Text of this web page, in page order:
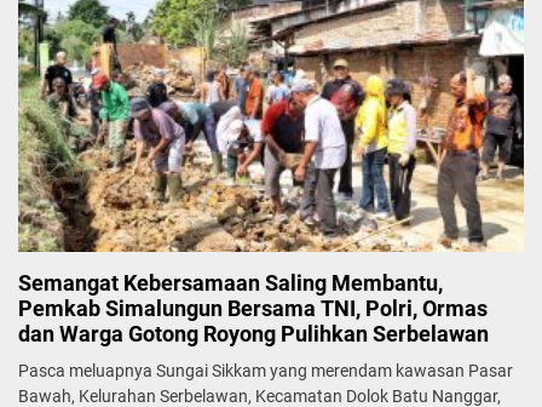
Semangat Kebersamaan Saling Membantu,
Pemkab Simalungun Bersama TNI, Polri, Ormas
dan Warga Gotong Royong Pulihkan Serbelawan
Pasca meluapnya Sungai Sikkam yang merendam kawasan Pasar
Bawah, Kelurahan Serbelawan, Kecamatan Dolok Batu Nanggar,